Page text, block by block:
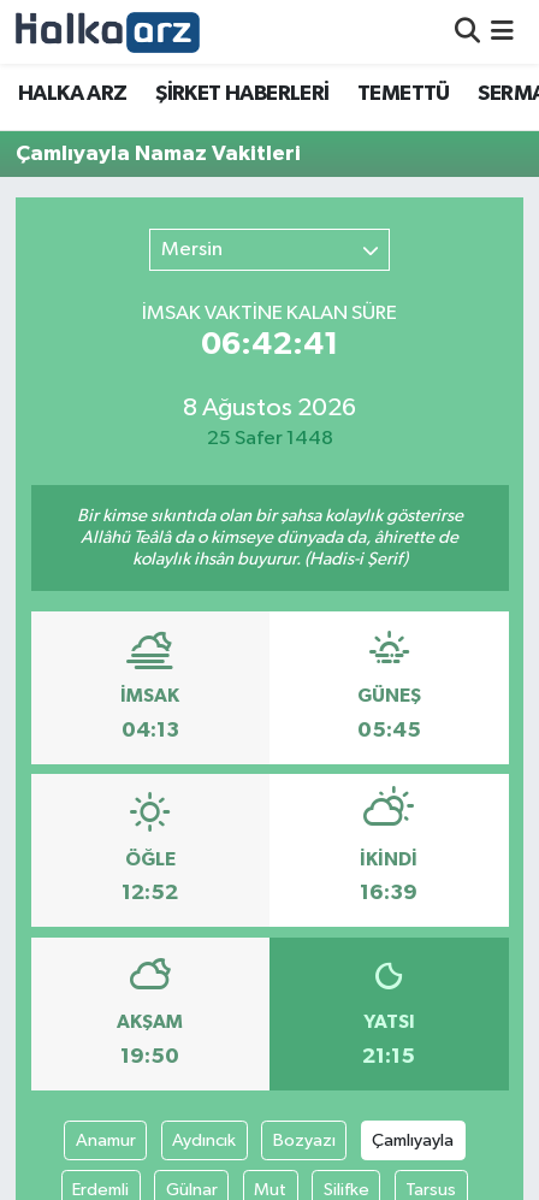
HALKA ARZ ŞİRKET HABERLERİ TEMETTÜ
Çamlıyayla Namaz Vakitleri
Mersin
İMSAK VAKTİNE KALAN SÜRE
06:42:41
8 Ağustos 2026
25 Safer 1448
Bir kimse sıkıntıda olan bir şahsa kolaylık gösterirse
Allâhü Teâlâ da o kimseye dünyada da, âhirette de
kolaylık ihsân buyurur. (Hadis-i Şerif)
İMSAK
04:13
GÜNEŞ
05:45
ÖĞLE
12:52
İKINDI
16:39
AKŞAM
19:50
YATSI
21:15
Anamur Aydıncık Bozyazı Çamlıyayla
Erdemli Gülnar Mut Silifke Tarsus
HALKA ARZ
SERMAYE ARTIRIMI
TEMETTÜ